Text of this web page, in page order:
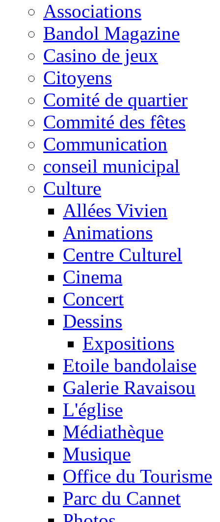
Associations
Bandol Magazine
Casino de jeux
Citoyens
Comité de quartier
Commité des fêtes
Communication
conseil municipal
Culture
Allées Vivien
Animations
Centre Culturel
Cinema
Concert
Dessins
Expositions
Etoile bandolaise
Galerie Ravaisou
L'église
Médiathèque
Musique
Office du Tourisme
Parc du Cannet